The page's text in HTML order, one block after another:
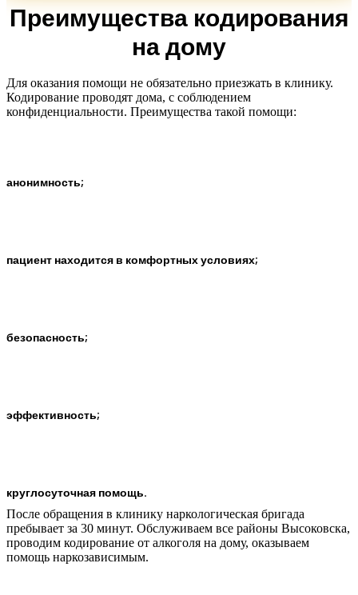
Преимущества кодирования
на дому
Для оказания помощи не обязательно приезжать в клинику.
Кодирование проводят дома, с соблюдением
конфиденциальности. Преимущества такой помощи:
анонимность;
пациент находится в комфортных условиях;
безопасность;
эффективность;
круглосуточная помощь.
После обращения в клинику наркологическая бригада
пребывает за 30 минут. Обслуживаем все районы Высоковска,
проводим кодирование от алкоголя на дому, оказываем
помощь наркозависимым.